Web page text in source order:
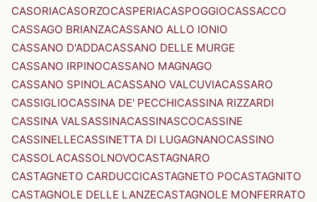
CASORIACASORZOCASPERIACASPOGGIOCASSACCO
CASSAGO BRIANZACASSANO ALLO IONIO
CASSANO D'ADDACASSANO DELLE MURGE
CASSANO IRPINOCASSANO MAGNAGO
CASSANO SPINOLACASSANO VALCUVIACASSARO
CASSIGLIOCASSINA DE' PECCHICASSINA RIZZARDI
CASSINA VALSASSINACASSINASCOCASSINE
CASSINELLECASSINETTA DI LUGAGNANOCASSINO
CASSOLACASSOLNOVOCASTAGNARO
CASTAGNETO CARDUCCICASTAGNETO POCASTAGNITO
CASTAGNOLE DELLE LANZECASTAGNOLE MONFERRATO